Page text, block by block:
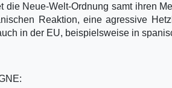
die Neue-Welt-Ordnung samt ihren
Reaktion, eine agressive
in der EU, beispielsweise in